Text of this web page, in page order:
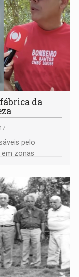
da
pelo
zonas